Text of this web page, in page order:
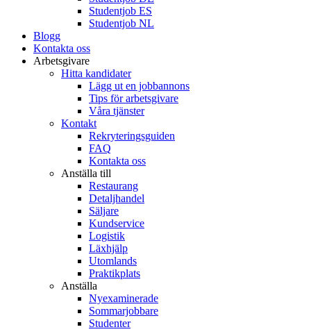
Studentjob ES
Studentjob NL
Blogg
Kontakta oss
Arbetsgivare
Hitta kandidater
Lägg ut en jobbannons
Tips för arbetsgivare
Våra tjänster
Kontakt
Rekryteringsguiden
FAQ
Kontakta oss
Anställa till
Restaurang
Detaljhandel
Säljare
Kundservice
Logistik
Läxhjälp
Utomlands
Praktikplats
Anställa
Nyexaminerade
Sommarjobbare
Studenter